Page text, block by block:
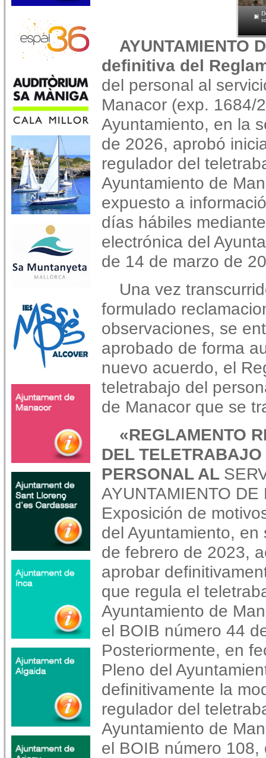
AYUNTAMIENTO
definitiva del
del personal al
Manacor (exp. 1684/
Ayuntamiento, en la
de 2026, aprobó
regulador del
Ayuntamiento de
expuesto a
días hábiles
electrónica del
de 14 de marzo de
Una vez
formulado
observaciones, se
aprobado de forma
nuevo acuerdo, el
teletrabajo del
de Manacor que se
«REGLAMENTO
DEL TELETRABAJO
PERSONAL AL
AYUNTAMIENTO DE
Exposición de
del Ayuntamiento, en
de febrero de 2023,
aprobar
que regula el
Ayuntamiento de
el BOIB número 44
Posteriormente, en
Pleno del
definitivamente la
regulador del
Ayuntamiento de
el BOIB número